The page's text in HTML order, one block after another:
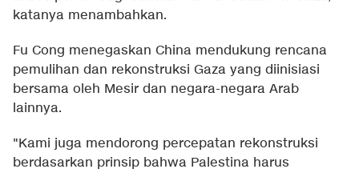
katanya menambahkan.
Fu Cong menegaskan China mendukung rencana
pemulihan dan rekonstruksi Gaza yang diinisiasi
bersama oleh Mesir dan negara-negara Arab
lainnya.
"Kami juga mendorong percepatan rekonstruksi
berdasarkan prinsip bahwa Palestina harus